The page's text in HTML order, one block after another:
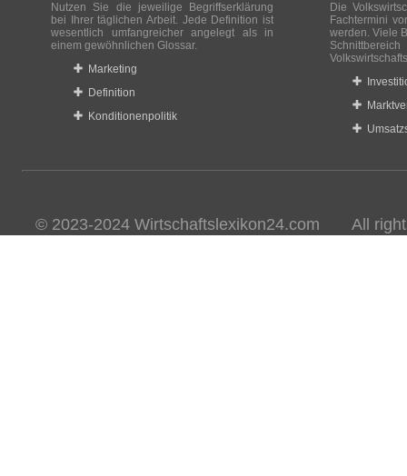
Nutzen Sie die jeweilige Begriffserklärung
bei Ihrer täglichen Arbeit. Jede Definition ist
wesentlich umfangreicher angelegt als in
einem gewöhnlichen Glossar.
Marketing
Definition
Konditionenpolitik
Die
Fachtermini
werden. Viele
© 2023-2024 Wirtschaftslexikon24.com All